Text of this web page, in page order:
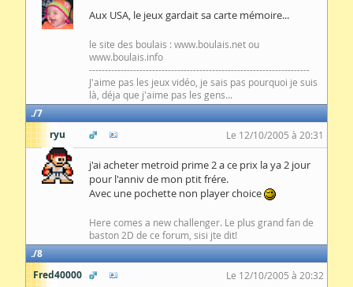
Aux USA, le jeux gardait sa carte mémoire...
le site des boulais : www.boulais.net ou
www.boulais.info
----------------------------------------------------------------------
J'aime pas les jeux vidéo, je sais pas pourquoi je suis
là, déja que j'aime pas les gens...
7
ryu
Le 12/10/2005 à 20:31
j'ai acheter metroid prime 2 a ce prix la ya 2 jour
pour l'anniv de mon ptit frére.
Avec une pochette non player choice
Here comes a new challenger. Le plus grand fan de
baston 2D de ce forum, sisi jte dit!
8
Fred40000
Le 12/10/2005 à 20:32